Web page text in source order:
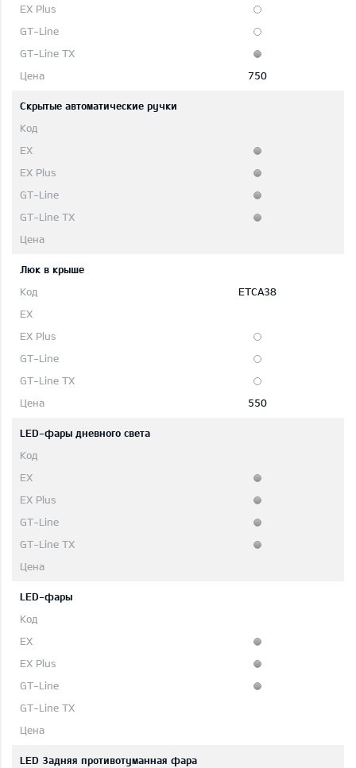
750
Скрытые автоматические ручки
Люк в крыше
ETCA38
550
LED-фары дневного света
LED-фары
LED 3адняя противотуманная фара